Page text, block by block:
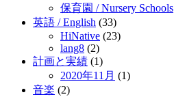
保育園 / Nursery Schools
英語 / English (33)
HiNative (23)
lang8 (2)
計画と実績 (1)
2020年11月 (1)
音楽 (2)